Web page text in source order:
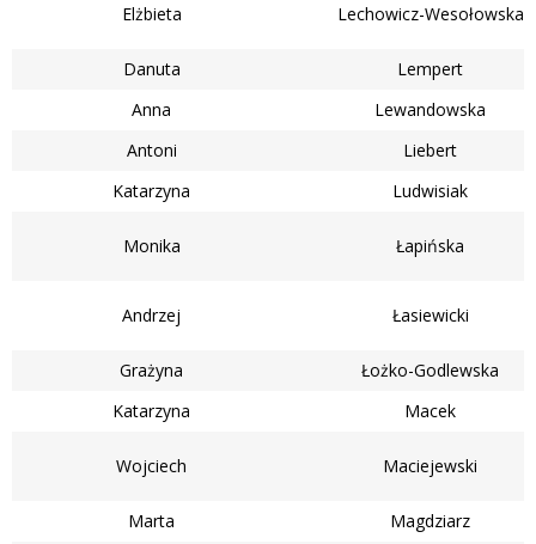
Elżbieta Lechowicz-Wesołowska
Danuta
Lempert
Anna
Lewandowska
Antoni
Liebert
Katarzyna
Ludwisiak
Monika Łapińska
Andrzej Łasiewicki
Grażyna
Łożko-Godlewska
Katarzyna
Macek
Wojciech Maciejewski
Marta
Magdziarz